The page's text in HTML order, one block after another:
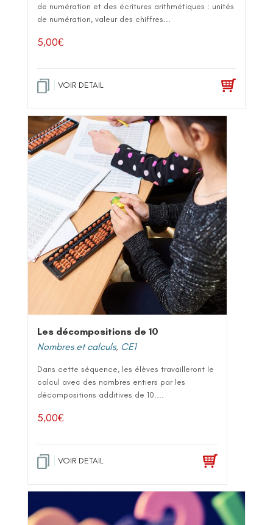
de numération et des écritures arithmétiques : unités
de numération, valeur des chiffres...
5,00€
VOIR DETAIL
Les décompositions de 10
Nombres et calculs, CE1
Dans cette séquence, les élèves travailleront le
calcul avec des nombres entiers par les
décompositions additives de 10....
5,00€
VOIR DETAIL